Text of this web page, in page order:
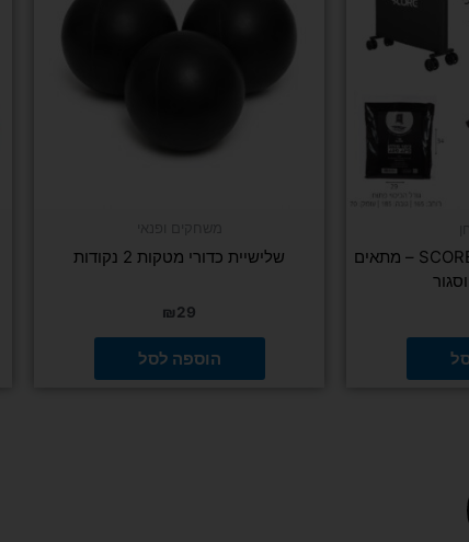
כיסוי לשולחן פינג פונג SCORE – מתאים
שלישיית כדורי מטקות 2 נקודות
₪29
הוספה לסל